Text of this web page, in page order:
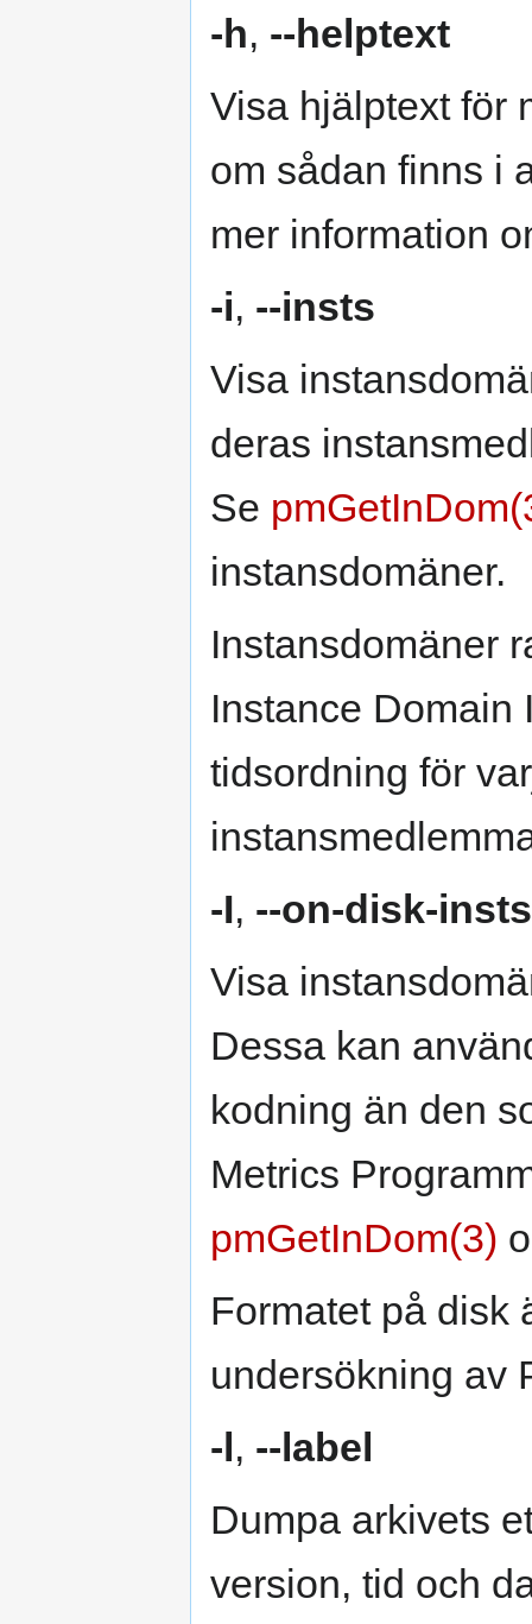
-h, --helptext
Visa hjälptext för
om sådan finns i
mer information
-i, --insts
Visa
deras
Se
instansdomäner.
Instansdomäner
Instance Domain
tidsordning för
-I, --on-disk-insts
Visa
Dessa kan
kodning än den
Metrics
pmGetInDom(3)
Formatet på disk
undersökning av
-l , --label
Dumpa arkivets
version, tid och